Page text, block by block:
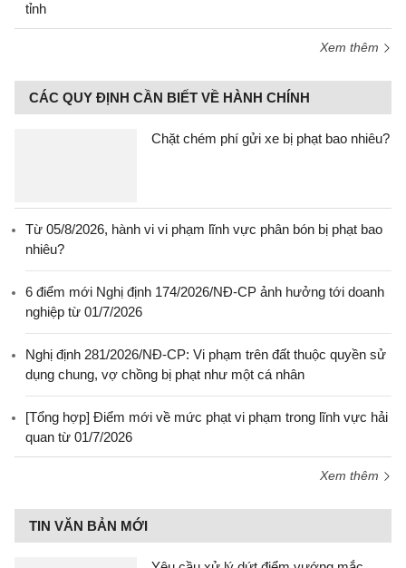
tỉnh
Xem thêm
CÁC QUY ĐỊNH CẦN BIẾT VỀ HÀNH CHÍNH
Chặt chém phí gửi xe bị phạt bao nhiêu?
Từ 05/8/2026, hành vi vi phạm lĩnh vực phân bón bị phạt bao
nhiêu?
6 điểm mới Nghị định 174/2026/NĐ-CP ảnh hưởng tới doanh
nghiệp từ 01/7/2026
Nghị định 281/2026/NĐ-CP: Vi phạm trên đất thuộc quyền sử
dụng chung, vợ chồng bị phạt như một cá nhân
[Tổng hợp] Điểm mới về mức phạt vi phạm trong lĩnh vực hải
quan từ 01/7/2026
Xem thêm
TIN VĂN BẢN MỚI